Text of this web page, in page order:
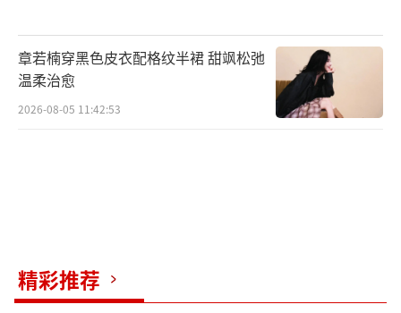
方均可发起共享收益,并在每月进行结算,为幕后
音乐人提供了更为长远的收益保障。功能上线
后,得到了秦四风、关天天、王晓夫、G23等行
作为国内领先的原创音乐平台,网易云音乐
章若楠穿黑色皮衣配格纹半裙 甜飒松弛
温柔治愈
2026-08-05 11:42:53
精彩推荐